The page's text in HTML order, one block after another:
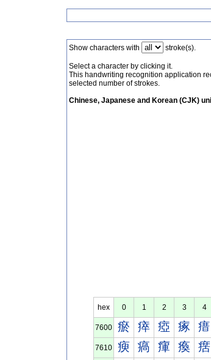
Show characters with stroke(s).
Select a character by clicking it.
This handwriting recognition application
selected number of strokes.
Chinese, Japanese and Korean (CJK)
hex 0 1 2 3 4
7600 瘀 瘁 瘂 瘃 瘄
7610 瘐 瘑 瘒 瘓 瘔